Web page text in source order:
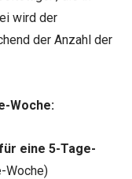
wird der
der Anzahl der
Woche:
eine 5-Tage-
Woche)